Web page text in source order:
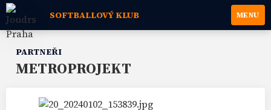
SOFTBALLOVÝ KLUB MENU
PARTNEŘI
METROPROJEKT